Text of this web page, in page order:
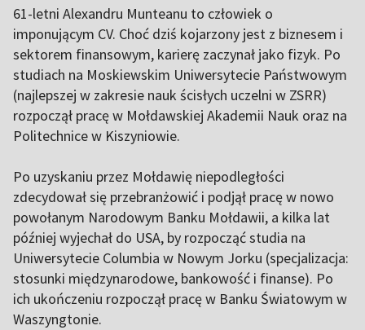
61-letni Alexandru Munteanu to człowiek o
imponującym CV. Choć dziś kojarzony jest z biznesem i
sektorem finansowym, karierę zaczynał jako fizyk. Po
studiach na Moskiewskim Uniwersytecie Państwowym
(najlepszej w zakresie nauk ścisłych uczelni w ZSRR)
rozpoczął pracę w Mołdawskiej Akademii Nauk oraz na
Politechnice w Kiszyniowie.
Po uzyskaniu przez Mołdawię niepodległości
zdecydował się przebranżowić i podjął pracę w nowo
powołanym Narodowym Banku Mołdawii, a kilka lat
później wyjechał do USA, by rozpocząć studia na
Uniwersytecie Columbia w Nowym Jorku (specjalizacja:
stosunki międzynarodowe, bankowość i finanse). Po
ich ukończeniu rozpoczął pracę w Banku Światowym w
Waszyngtonie.